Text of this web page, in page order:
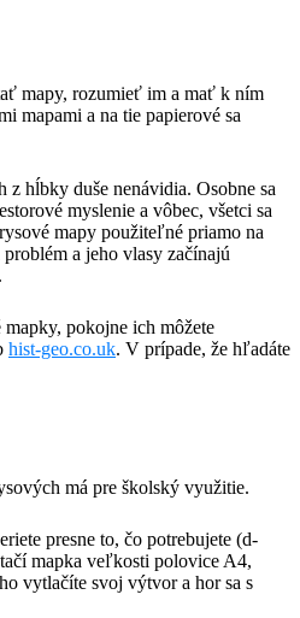
mapy, rozumieť im a mať k ním
mapami a na tie papierové sa
hĺbky duše nenávidia. Osobne sa
myslenie a vôbec, všetci sa
mapy použiteľné priamo na
a jeho vlasy začínajú
pokojne ich môžete
hist-geo.co.uk. V prípade, že hľadáte
má pre školský využitie.
presne to, čo potrebujete (d-
mapka veľkosti polovice A4,
vytlačíte svoj výtvor a hor sa s